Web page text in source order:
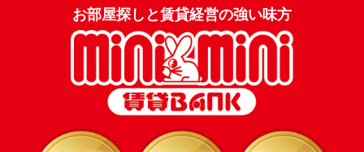
お部屋探しと賃貸経営の強い味方